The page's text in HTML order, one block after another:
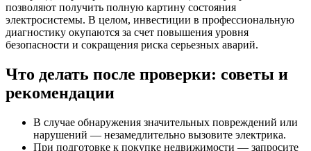
позволяют получить полную картину состояния
электросистемы. В целом, инвестиции в профессиональную
диагностику окупаются за счет повышения уровня
безопасности и сокращения риска серьезных аварий.
Что делать после проверки: советы и
рекомендации
В случае обнаружения значительных повреждений или
нарушений — незамедлительно вызовите электрика.
При подготовке к покупке недвижимости — запросите